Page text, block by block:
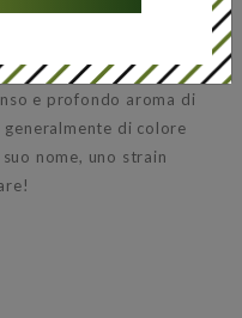
ottime dimensioni,
mesi e abbondante
e profondo aroma di
di colore
nome, uno strain